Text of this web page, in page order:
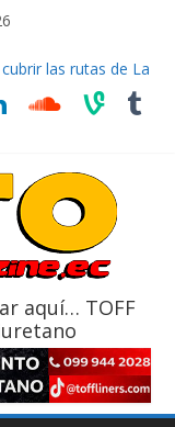
las rutas de La
a la hora de
varios días sin
7 provincias en 8
aquí… TOFF